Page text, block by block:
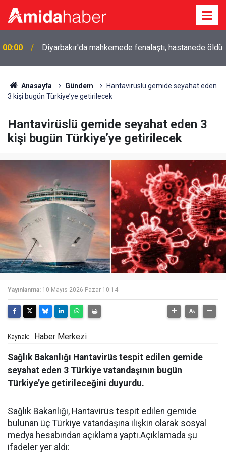
00:00 Diyarbakır'da mahkemede fenalaştı, hastanede öldü
Anasayfa Gündem
Hantavirüslü gemide seyahat eden
3 kişi bugün Türkiye’ye getirilecek
Hantavirüslü gemide seyahat eden 3
kişi bugün Türkiye’ye getirilecek
Yayınlanma: 10 Mayıs 2026 Pazar 10:14
Kaynak: Haber Merkezi
Sağlık Bakanlığı Hantavirüs tespit edilen gemide
seyahat eden 3 Türkiye vatandaşının bugün
Türkiye’ye getirileceğini duyurdu.
Sağlık Bakanlığı, Hantavirüs tespit edilen gemide
bulunan üç Türkiye vatandaşına ilişkin olarak sosyal
medya hesabından açıklama yaptı.Açıklamada şu
ifadeler yer aldı: